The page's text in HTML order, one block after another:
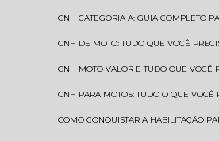
CNH CATEGORIA A: GUIA COMPLETO
CNH DE MOTO: TUDO QUE VOCÊ
CNH MOTO VALOR E TUDO QUE VOCÊ
CNH PARA MOTOS: TUDO O QUE
COMO CONQUISTAR A HABILITAÇÃO